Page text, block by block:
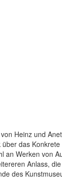
Heinz und
das
Werken von
Anlass,
des